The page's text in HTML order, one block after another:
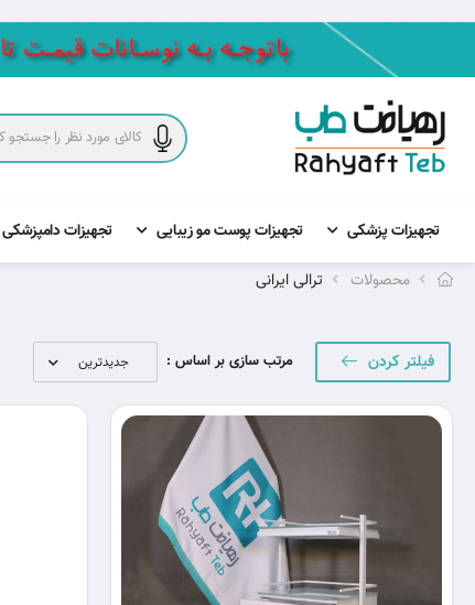
تجهیزات پزشکی تجهیزات پوست مو زیبایی تجهیزات دامپزشکی
محصولات ترالی ایرانی
فیلتر کردن مرتب سازی بر اساس :